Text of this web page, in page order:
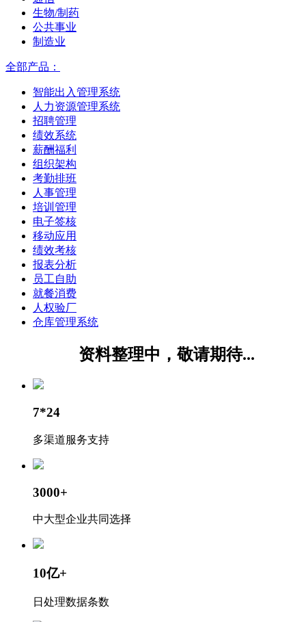
生物/制药
公共事业
制造业
全部产品：
智能出入管理系统
人力资源管理系统
招聘管理
绩效系统
薪酬福利
组织架构
考勤排班
人事管理
培训管理
电子签核
移动应用
绩效考核
报表分析
员工自助
就餐消费
人权验厂
仓库管理系统
资料整理中，敬请期待...
7*24
多渠道服务支持
3000+
中大型企业共同选择
10亿+
日处理数据条数